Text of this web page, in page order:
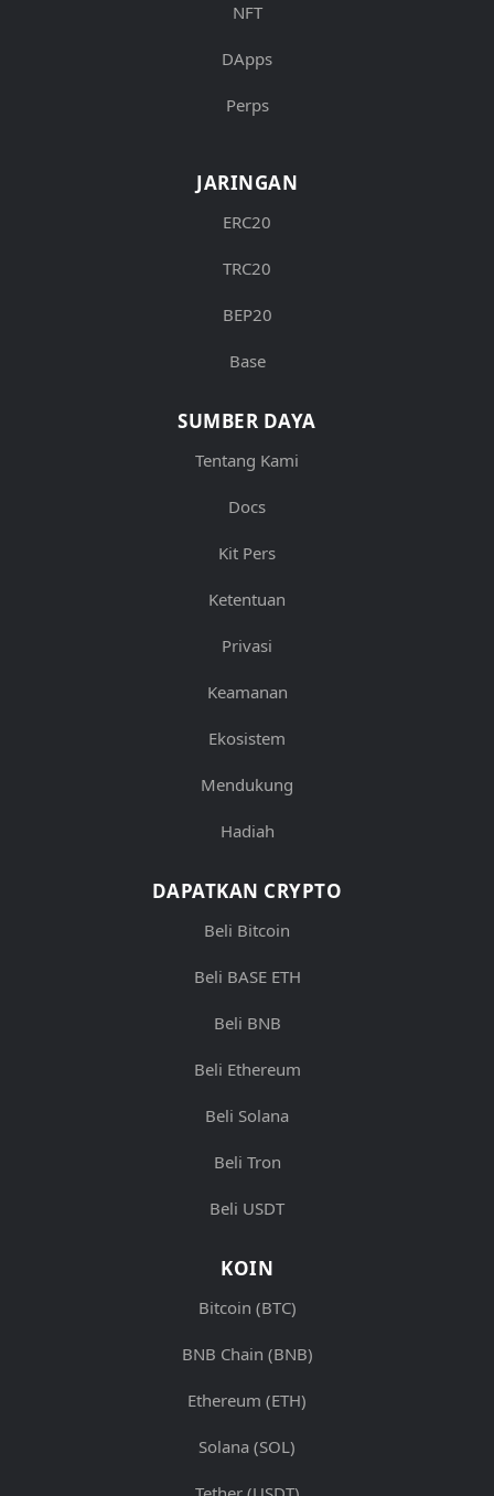
NFT
DApps
Perps
JARINGAN
ERC20
TRC20
BEP20
Base
SUMBER DAYA
Tentang Kami
Docs
Kit Pers
Ketentuan
Privasi
Keamanan
Ekosistem
Mendukung
Hadiah
DAPATKAN CRYPTO
Beli Bitcoin
Beli BASE ETH
Beli BNB
Beli Ethereum
Beli Solana
Beli Tron
Beli USDT
KOIN
Bitcoin (BTC)
BNB Chain (BNB)
Ethereum (ETH)
Solana (SOL)